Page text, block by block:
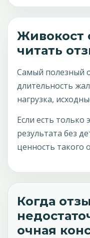
Живокост
читать
Самый полезный
длительность
нагрузка,
Если есть
результата без
ценность такого
Когда
очная